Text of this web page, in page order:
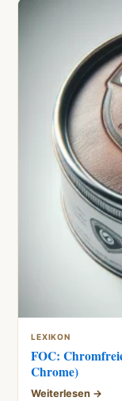
LEXIKON
FOC:
Chrome)
Weiterlesen →